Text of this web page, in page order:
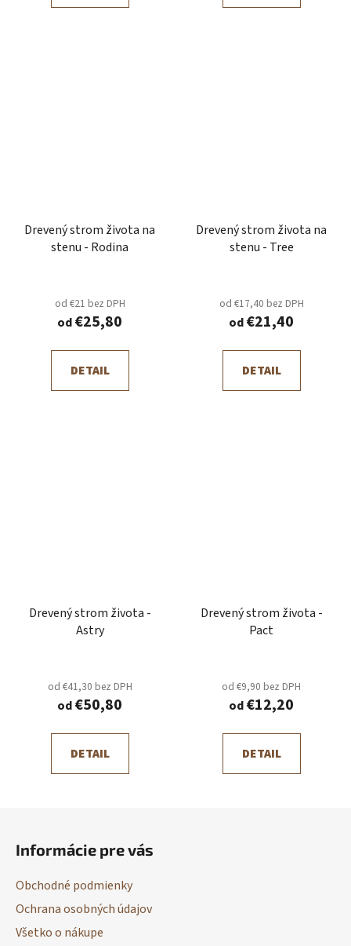
Drevený strom života na
stenu - Rodina
od €21 bez DPH
od€25,80
DETAIL
Drevený strom života na
stenu - Tree
od €17,40 bez DPH
od€21,40
DETAIL
Drevený strom života -
Astry
od €41,30 bez DPH
od€50,80
DETAIL
Drevený strom života -
Pact
od €9,90 bez DPH
od€12,20
DETAIL
Informácie pre vás
Obchodné podmienky
Ochrana osobných údajov
Všetko o nákupe